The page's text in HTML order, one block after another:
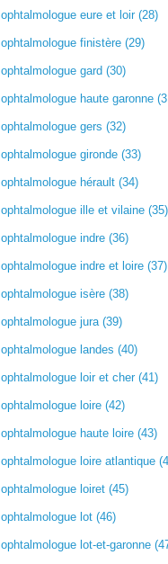
ophtalmologue eure et loir (28)
ophtalmologue finistère (29)
ophtalmologue gard (30)
ophtalmologue haute garonne
ophtalmologue gers (32)
ophtalmologue gironde (33)
ophtalmologue hérault (34)
ophtalmologue ille et vilaine (35)
ophtalmologue indre (36)
ophtalmologue indre et loire (37)
ophtalmologue isère (38)
ophtalmologue jura (39)
ophtalmologue landes (40)
ophtalmologue loir et cher (41)
ophtalmologue loire (42)
ophtalmologue haute loire (43)
ophtalmologue loire atlantique
ophtalmologue loiret (45)
ophtalmologue lot (46)
ophtalmologue lot-et-garonne